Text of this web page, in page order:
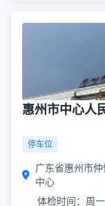
惠州市中心人
停车位
广东省惠州市
中心
体检时间：周